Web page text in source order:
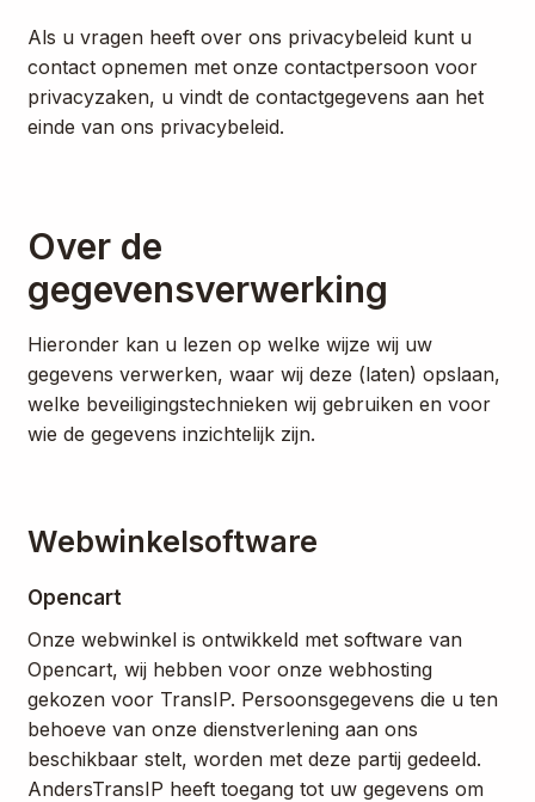
Als u vragen heeft over ons privacybeleid kunt u
contact opnemen met onze contactpersoon voor
privacyzaken, u vindt de contactgegevens aan het
einde van ons privacybeleid.
Over de
gegevensverwerking
Hieronder kan u lezen op welke wijze wij uw
gegevens verwerken, waar wij deze (laten) opslaan,
welke beveiligingstechnieken wij gebruiken en voor
wie de gegevens inzichtelijk zijn.
Webwinkelsoftware
Opencart
Onze webwinkel is ontwikkeld met software van
Opencart, wij hebben voor onze webhosting
gekozen voor TransIP. Persoonsgegevens die u ten
behoeve van onze dienstverlening aan ons
beschikbaar stelt, worden met deze partij gedeeld.
AndersTransIP heeft toegang tot uw gegevens om